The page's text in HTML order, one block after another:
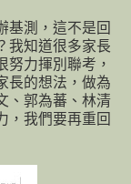
基測，這不是回
我知道很多家長
努力揮別聯考，
長的想法，做為
、郭為蕃、林清
，我們要再重回